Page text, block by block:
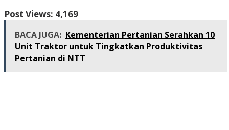
Post Views: 4,169
BACA JUGA: Kementerian Pertanian Serahkan 10
Unit Traktor untuk Tingkatkan Produktivitas
Pertanian di NTT